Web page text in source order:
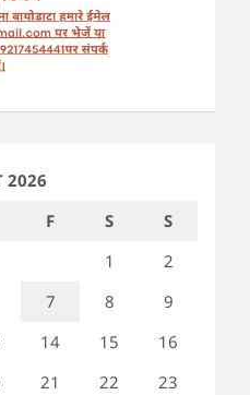
2026
F S
S
1
2
7 8
9
14 15
16
21 22
23